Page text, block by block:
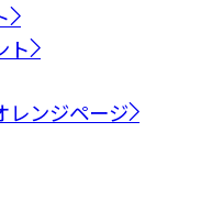
ト
レンジページ